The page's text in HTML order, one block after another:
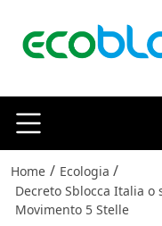
Home / Ecologia /
Decreto Sblocca Italia
Movimento 5 Stelle